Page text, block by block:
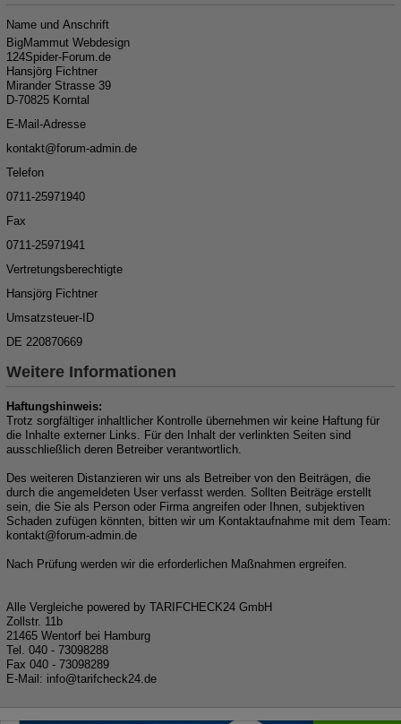
Name und Anschrift
BigMammut Webdesign
124Spider-Forum.de
Hansjörg Fichtner
Mirander Strasse 39
D-70825 Korntal
E-Mail-Adresse
kontakt@forum-admin.de
Telefon
0711-25971940
Fax
0711-25971941
Vertretungsberechtigte
Hansjörg Fichtner
Umsatzsteuer-ID
DE 220870669
Weitere Informationen
Haftungshinweis:
Trotz sorgfältiger inhaltlicher Kontrolle übernehmen wir keine Haftung für
die Inhalte externer Links. Für den Inhalt der verlinkten Seiten sind
ausschließlich deren Betreiber verantwortlich.
Des weiteren Distanzieren wir uns als Betreiber von den Beiträgen, die
durch die angemeldeten User verfasst werden. Sollten Beiträge erstellt
sein, die Sie als Person oder Firma angreifen oder Ihnen, subjektiven
Schaden zufügen könnten, bitten wir um Kontaktaufnahme mit dem Team:
kontakt@forum-admin.de
Nach Prüfung werden wir die erforderlichen Maßnahmen ergreifen.
Alle Vergleiche powered by TARIFCHECK24 GmbH
Zollstr. 11b
21465 Wentorf bei Hamburg
Tel. 040 - 73098288
Fax 040 - 73098289
E-Mail: info@tarifcheck24.de